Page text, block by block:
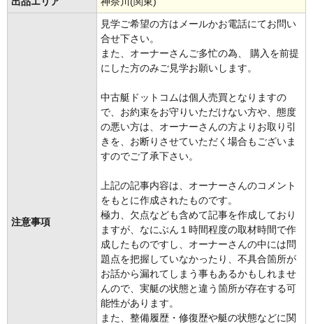
注意事項
見学ご希望の方はメールかお電話にてお問い
合せ下さい。
また、オーナーさんご多忙の為、 購入を前提
にした方のみご見学お願いします。
中古艇ドットコムは個人売買となりますの
で、お約束をお守りいただけない方や、態度
の悪い方は、オーナーさんの方よりお取り引
きを、お断りさせていただく場合もございま
すのでご了承下さい。
上記の記事内容は、オーナーさんのコメント
をもとに作成されたものです。
極力、欠点なども含めて記事を作成しており
ますが、なにぶん１時間程度の取材時間で作
成したものですし、オーナーさんの中には問
題点を把握していなかったり、不具合箇所が
お話から漏れてしまう事もあるかもしれませ
んので、実艇の状態と違う箇所が存在する可
能性があります。
また、整備履歴・修復歴や艇の状態などに関